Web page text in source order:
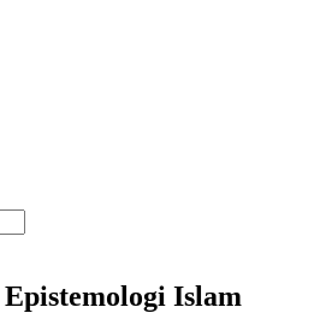
Islam